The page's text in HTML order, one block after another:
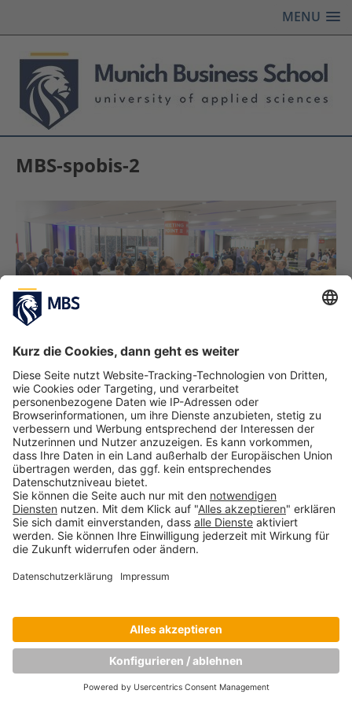
MENU
MBS-spobis-2
VORHERIGES BILD NÄCHSTES BILD
Copyright © Munich Business School